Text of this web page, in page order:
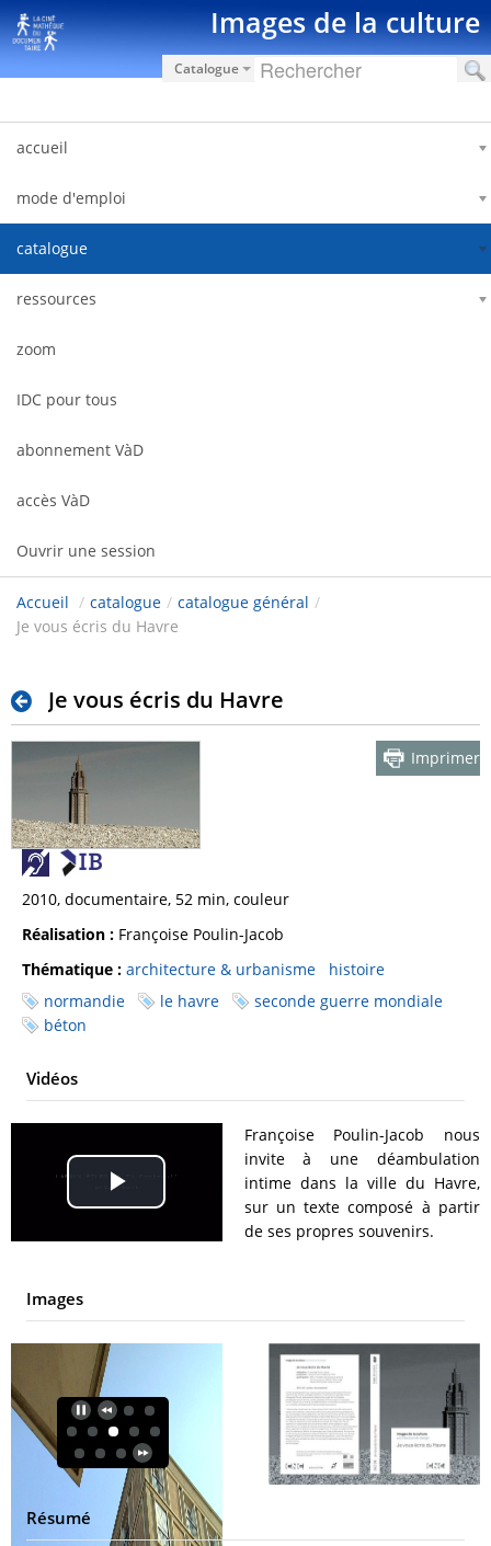
Saut au contenu Images de la culture
Catalogue
accueil
mode d'emploi
catalogue
ressources
zoom
IDC pour tous
abonnement VàD
accès VàD
Ouvrir une session
Accueil / catalogue / catalogue général /
Je vous écris du Havre
Je vous écris du Havre
Imprimer
2010, documentaire, 52 min, couleur
Réalisation : Françoise Poulin-Jacob
Thématique : architecture & urbanisme
histoire
normandie
le havre
seconde guerre mondiale
béton
Vidéos
Play
Video
Françoise Poulin-Jacob nous
invite à une déambulation
intime dans la ville du Havre,
sur un texte composé à partir
de ses propres souvenirs.
Images
Résumé